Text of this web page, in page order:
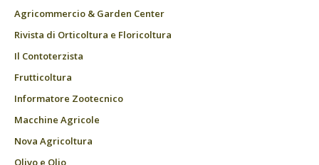
Agricommercio & Garden Center
Rivista di Orticoltura e Floricoltura
Il Contoterzista
Frutticoltura
Informatore Zootecnico
Macchine Agricole
Nova Agricoltura
Olivo e Olio